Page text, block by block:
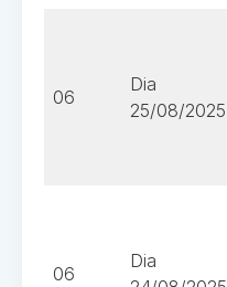
06
Dia
25/08/2025
06
Dia